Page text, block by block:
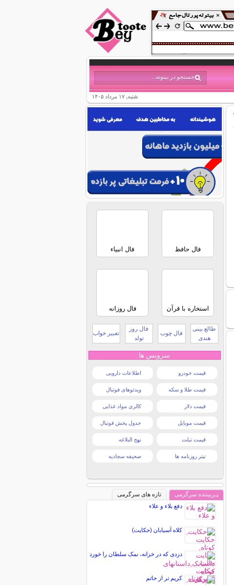
شنبه, ۱۷ مرداد ۱۴۰۵
فال حافظ فال انبیاء
استخاره با قرآن فال روزانه
طالع بینی
هندی
فال چوب
فال روز
تولد
تعبیر خواب
سرویس ها
قیمت خودرو اطلاعات دارویی
قیمت طلا و سکه ویدئوهای فوتبال
قیمت دلار کالری مواد غذایی
قیمت موبایل جدول پخش فوتبال
قیمت تبلت نهج البلاغه
تیتر روزنامه ها صحیفه سجادیه
پـربیننده سرگرمی
تازه های سرگرمی
دفع بلاء و علاء
کلاه آسیابان (حکایت)
دزدی که در خزانه، نمک سلطان را خورد
کریم تر از حاتم